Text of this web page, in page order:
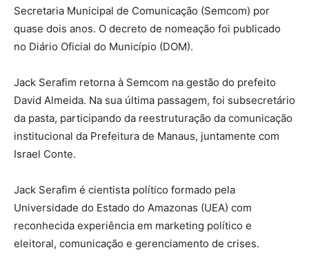
Secretaria Municipal de Comunicação (Semcom) por
quase dois anos. O decreto de nomeação foi publicado
no Diário Oficial do Município (DOM).
Jack Serafim retorna à Semcom na gestão do prefeito
David Almeida. Na sua última passagem, foi subsecretário
da pasta, participando da reestruturação da comunicação
institucional da Prefeitura de Manaus, juntamente com
Israel Conte.
Jack Serafim é cientista político formado pela
Universidade do Estado do Amazonas (UEA) com
reconhecida experiência em marketing político e
eleitoral, comunicação e gerenciamento de crises.